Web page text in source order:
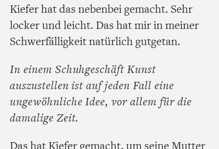
Kiefer hat das nebenbei gemacht. Sehr
locker und leicht. Das hat mir in meiner
Schwerfälligkeit natürlich gutgetan.
In einem Schuhgeschäft Kunst
auszustellen ist auf jeden Fall eine
ungewöhnliche Idee, vor allem für die
damalige Zeit.
Das hat Kiefer gemacht, um seine Mutter